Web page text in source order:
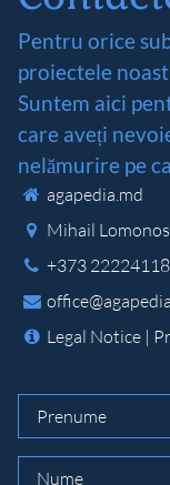
Pentru orice
proiectele
Suntem aici
care aveți
nelămurire pe
agapedia.md
Mihail
+373 22224118
Legal Notice|